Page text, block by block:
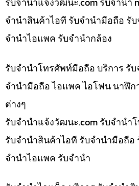
จำนำสินค้าไอที รับจำนำมือถือ รั
จำนำไอแพค รับจำนำกล้อง
รับจำนำโทรศัพท์มือถือ บริการ รั
จำนำมือถือ ไอแพค ไอโฟน นาฬิก
ต่างๆ
รับจํานําแจ้งวัฒนะ.com รับจำนำ
รับจำนำสินค้าไอที รับจำนำมือถือ
จำนำไอแพค รับจำนำ